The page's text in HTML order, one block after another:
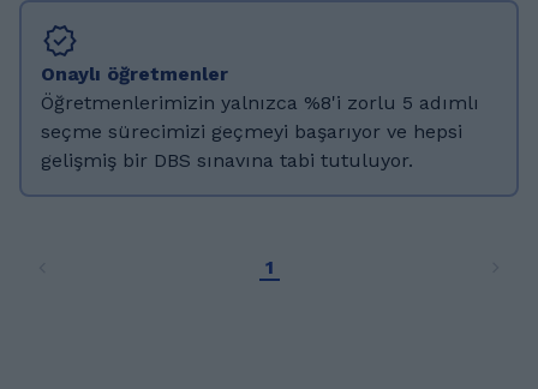
sporları ile uğraştım. Seyahat etmeye ve yeni
lezzeetler denemeye bayılıyorum. Özellikle
Japon, İtalyan ve Yunan mutfağı ile yakından
ilgileniyorum. Sosyal sorumluluk projeleri ile
ilgileniyorum, Geleneksel Yeşil Çevre Derneği
başkanıyım.
Onaylı öğretmenler
Öğretmenlerimizin yalnızca %8'i zorlu 5 adımlı
seçme sürecimizi geçmeyi başarıyor ve hepsi
gelişmiş bir DBS sınavına tabi tutuluyor.
1